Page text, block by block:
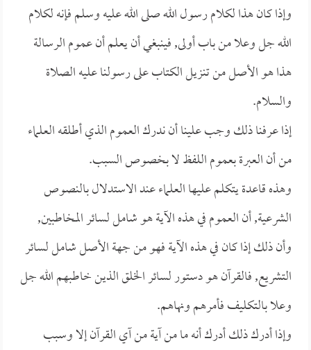
وإذا كان هذا لكلام رسول الله صلى الله عليه وسلم فإنه لكلام
الله جل وعلا من باب أولى, فينبغي أن يعلم أن عموم الرسالة
هذا هو الأصل من تنزيل الكتاب على رسولنا عليه الصلاة
والسلام.
إذا عرفنا ذلك وجب علينا أن ندرك العموم الذي أطلقه العلماء
من أن العبرة بعموم اللفظ لا بخصوص السبب.
وهذه قاعدة يتكلم عليها العلماء عند الاستدلال بالنصوص
الشرعية, أن العموم في هذه الآية هو شامل لسائر المخاطبين,
وأن ذلك إذا كان في هذه الآية فهو من جهة الأصل شامل لسائر
التشريع, فالقرآن هو دستور لسائر الخلق الذين خاطبهم الله جل
وعلا بالتكليف فأمرهم ونهاهم.
وإذا أدرك ذلك أدرك أنه ما من آية من آي القرآن إلا وسبب